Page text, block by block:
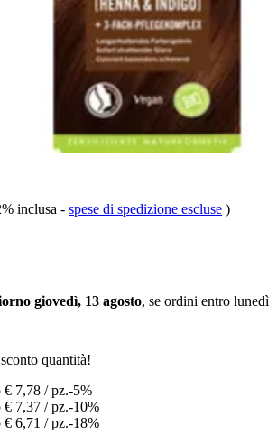
inclusa - spese di spedizione escluse )
giovedì, 13 agosto, se ordini entro lunedì
quantità!
€ 7,78 / pz.-5%
€ 7,37 / pz.-10%
€ 6,71 / pz.-18%